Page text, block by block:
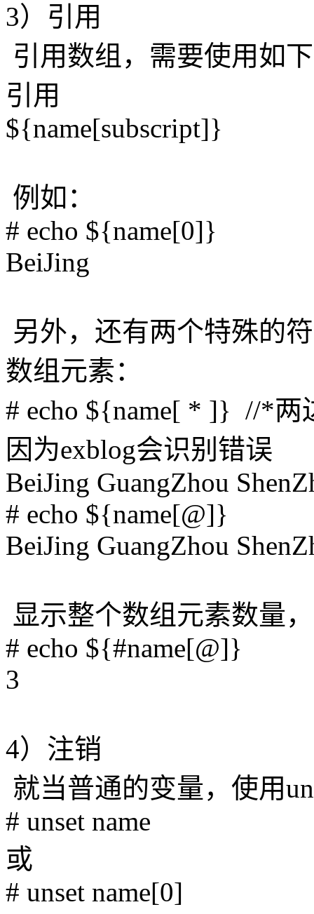
3）引用
引用数组，需要使用如
引用
${name[subscript]}
例如：
# echo ${name[0]}
BeiJing
另外，还有两个特殊的
数组元素：
# echo ${name[ * ]} //*两
因为exblog会识别错误
BeiJing GuangZhou
# echo ${name[@]}
BeiJing GuangZhou
显示整个数组元素数量
# echo ${#name[@]}
3
4）注销
就当普通的变量，使用
# unset name
或
# unset name[0]